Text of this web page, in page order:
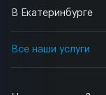
В Екатеринбурге
Все наши услуги